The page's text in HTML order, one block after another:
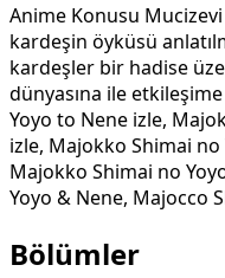
Anime Konusu Mucizevi
kardeşin öyküsü
kardeşler bir hadise
dünyasına ile
Yoyo to Nene izle,
izle, Majokko Shimai
Majokko Shimai no
Yoyo & Nene, Majocco
Bölümler